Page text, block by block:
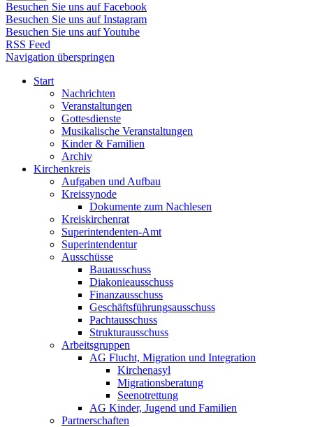
Besuchen Sie uns auf Facebook
Besuchen Sie uns auf Instagram
Besuchen Sie uns auf Youtube
RSS Feed
Navigation überspringen
Start
Nachrichten
Veranstaltungen
Gottesdienste
Musikalische Veranstaltungen
Kinder & Familien
Archiv
Kirchenkreis
Aufgaben und Aufbau
Kreissynode
Dokumente zum Nachlesen
Kreiskirchenrat
Superintendenten-Amt
Superintendentur
Ausschüsse
Bauausschuss
Diakonieausschuss
Finanzausschuss
Geschäftsführungsausschuss
Pachtausschuss
Strukturausschuss
Arbeitsgruppen
AG Flucht, Migration und Integration
Kirchenasyl
Migrationsberatung
Seenotrettung
AG Kinder, Jugend und Familien
Partnerschaften